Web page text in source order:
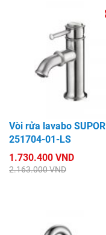
Vòi rửa lavabo SUPOR
251704-01-LS
1.730.400 VND
2.163.000 VND